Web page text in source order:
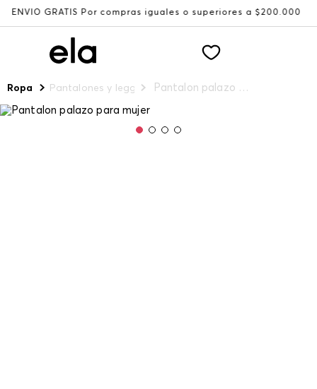
GRATIS Por compras iguales o superiores a $200.000
Ropa Pantalones y leggings Pantalon palazo para mujer